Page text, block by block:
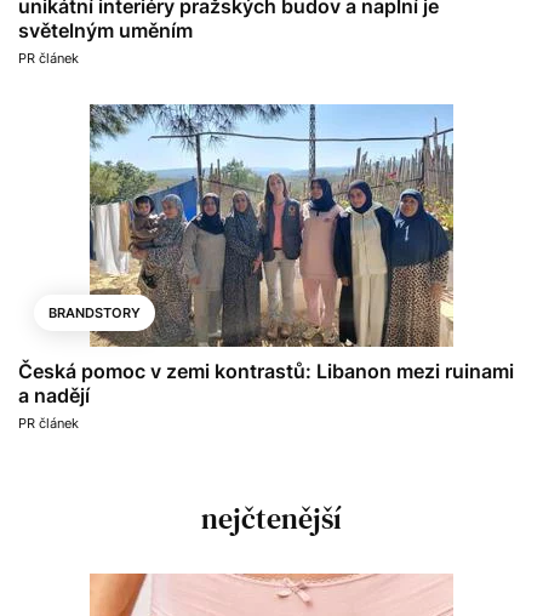
unikátní interiéry pražských budov a naplní je
světelným uměním
PR článek
BRANDSTORY
Česká pomoc v zemi kontrastů: Libanon mezi ruinami
a nadějí
PR článek
nejčtenější